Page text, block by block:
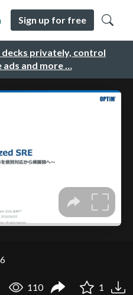
decks privately, control
ads and more …
Sign up for free
110 1